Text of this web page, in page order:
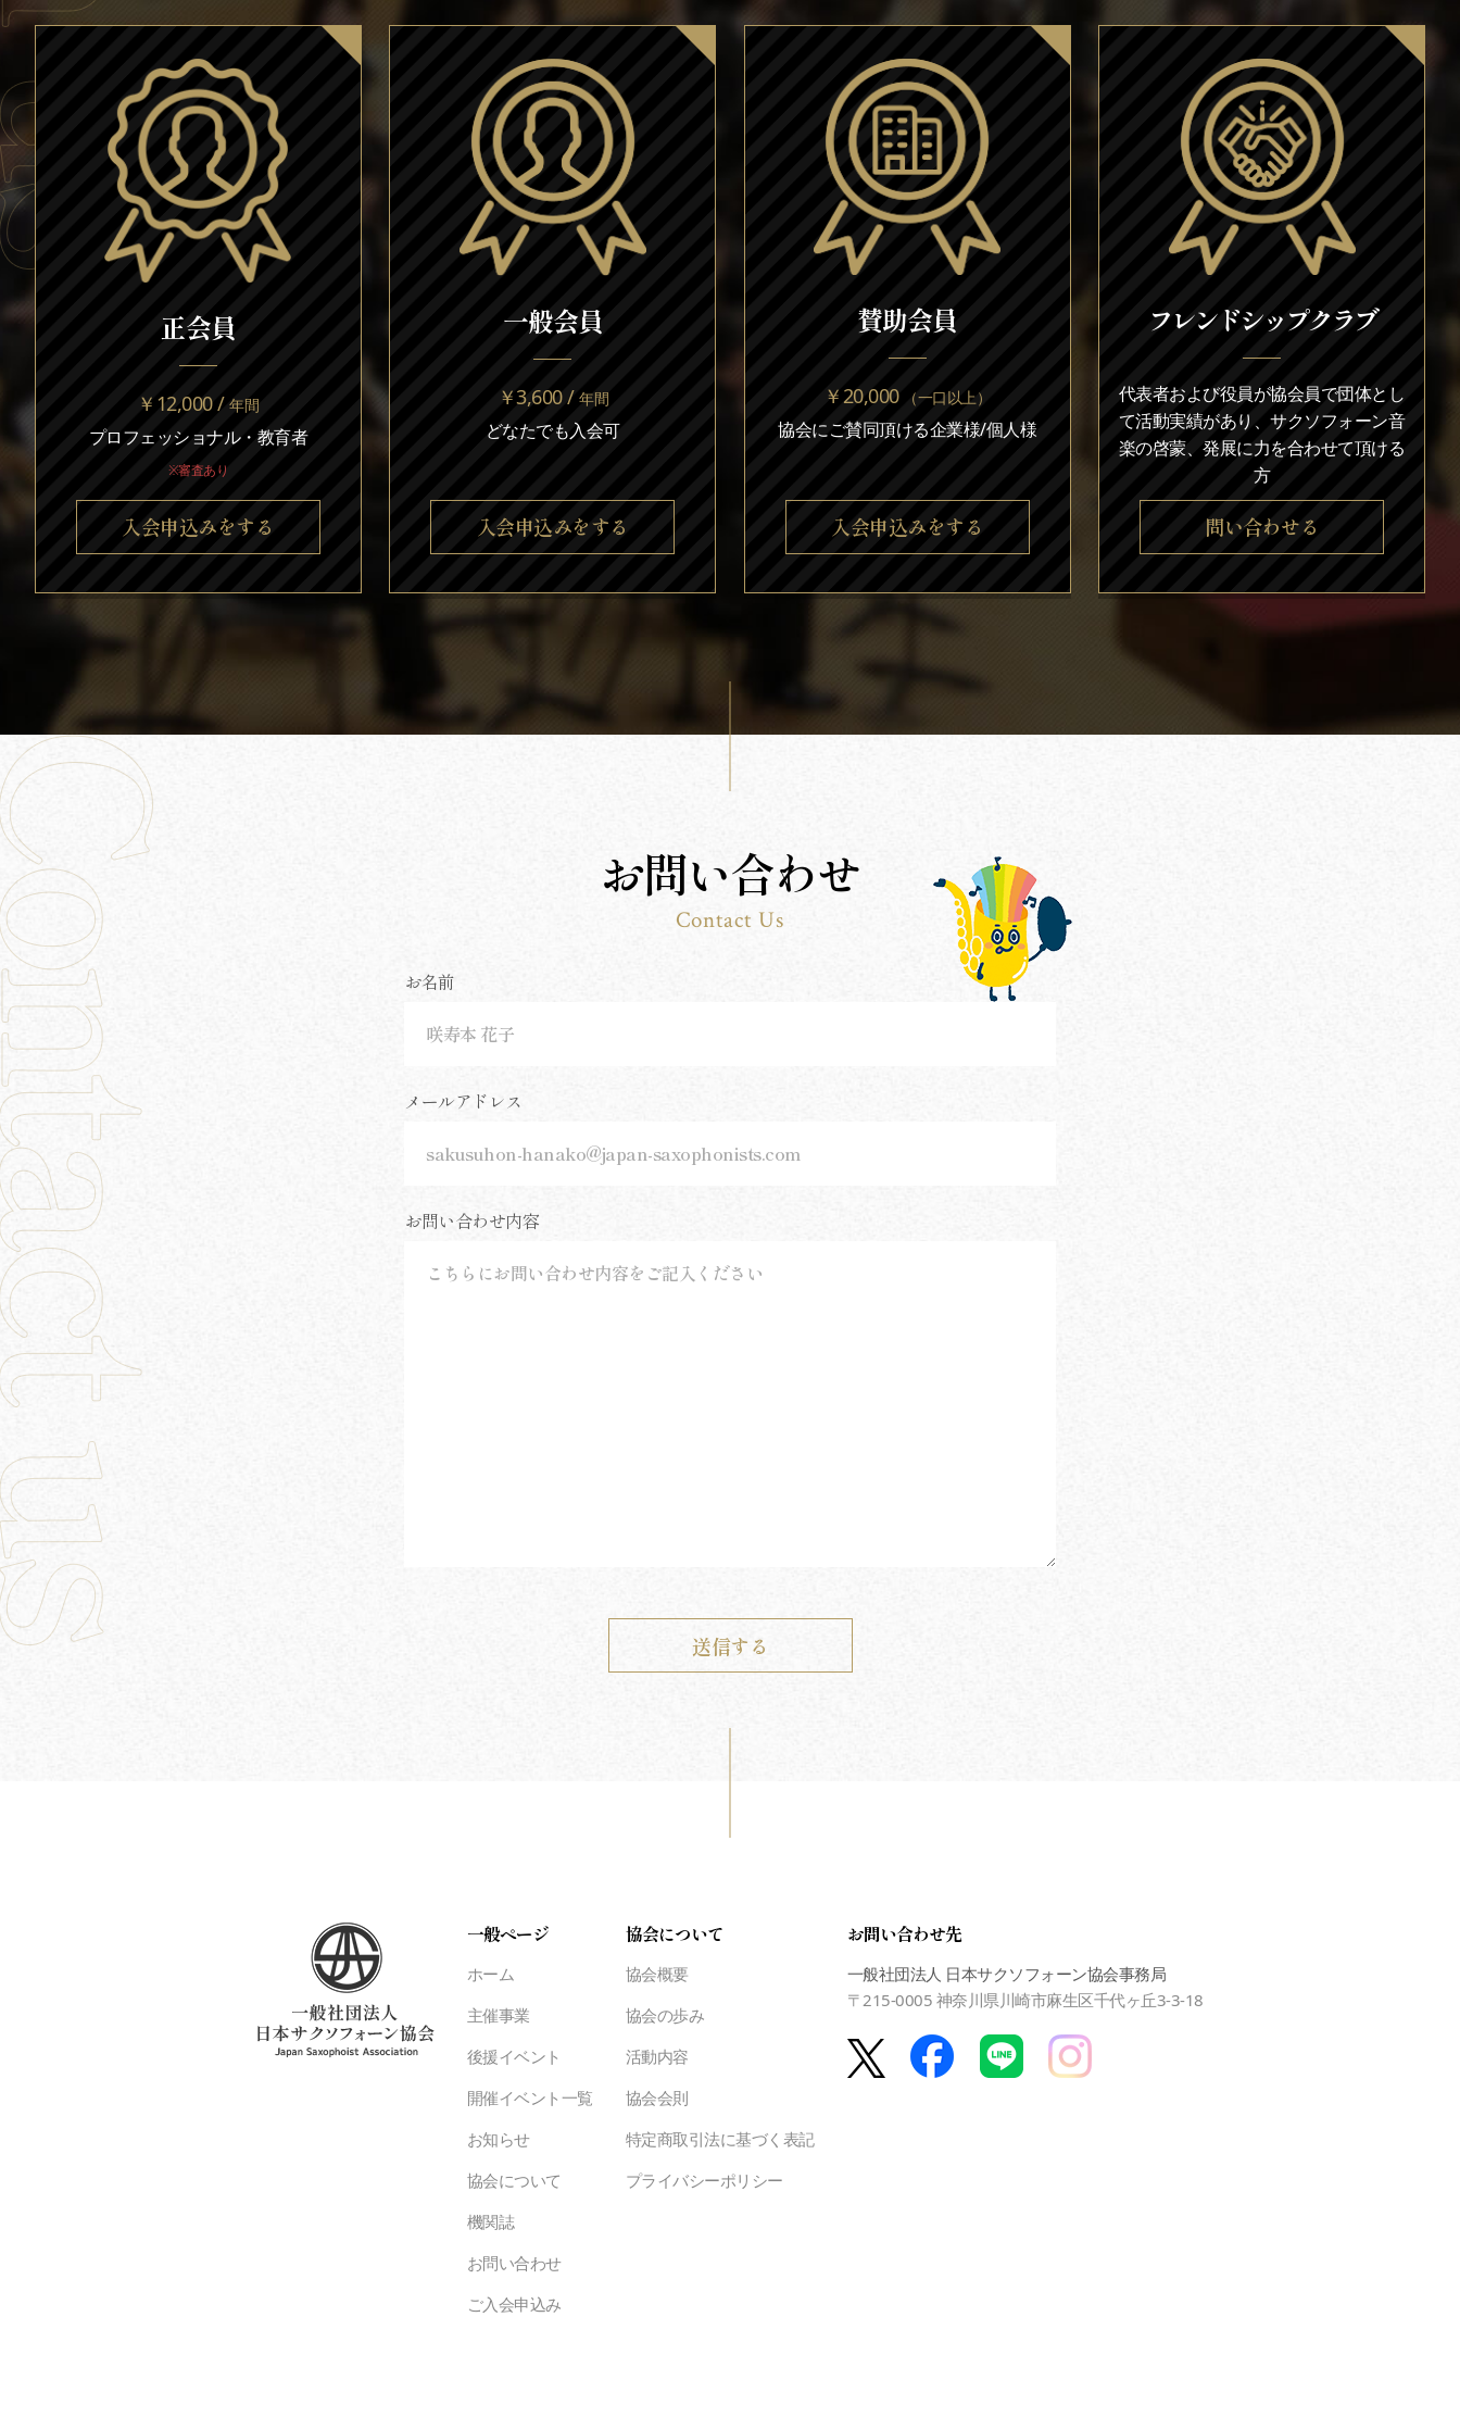
正会員
￥12,000 /年間
プロフェッショナル・教育者
※審査あり
入会申込みをする
一般会員
￥3,600 /年間
どなたでも入会可
入会申込みをする
賛助会員
￥20,000（一口以上）
協会にご賛同頂ける企業様/個人様
入会申込みをする
フレンドシップクラブ
代表者および役員が協会員で団体とし
て活動実績があり、サクソフォーン音
楽の啓蒙、発展に力を合わせて頂ける
方
問い合わせる
お問い合わせ
Contact Us
お名前
メールアドレス
お問い合わせ内容
一般ページ
ホーム
主催事業
後援イベント
開催イベント一覧
お知らせ
協会について
機関誌
お問い合わせ
ご入会申込み
協会について
協会概要
協会の歩み
活動内容
協会会則
特定商取引法に基づく表記
プライバシーポリシー
お問い合わせ先
一般社団法人 日本サクソフォーン協会事務局
〒215-0005 神奈川県川崎市麻生区千代ヶ丘3-3-18